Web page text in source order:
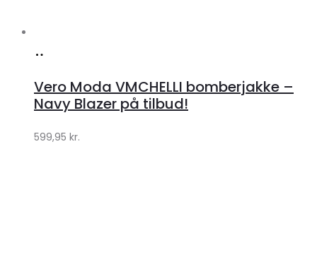
Klædeskabet.dk
Vero Moda VMCHELLI bomberjakke –
Navy Blazer på tilbud!
599,95 kr.